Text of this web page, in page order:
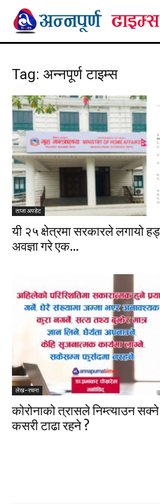
Tag: अन्नपूर्ण टाइम्स
ताजा अपडेट
यी २५ क्षेत्रमा सरकारले लगायो
अवज्ञा गरे एक...
लेख-रचना
कोरोनाको त्रासले निम्त्याउन
कसरी टाढा रहने ?